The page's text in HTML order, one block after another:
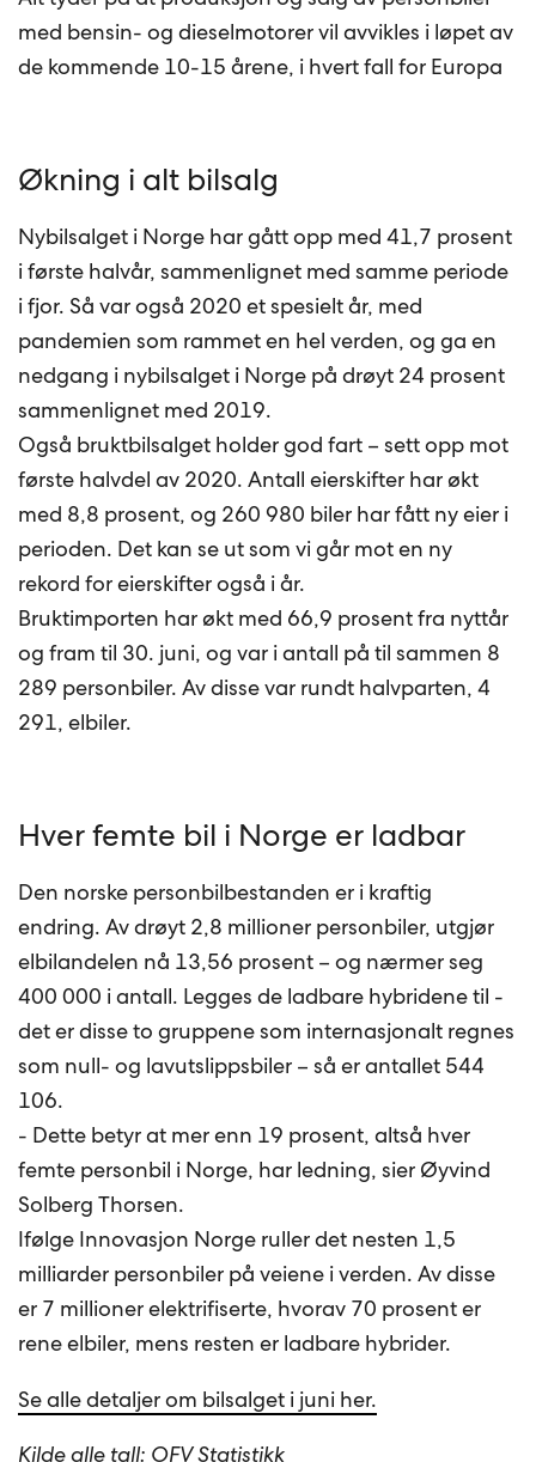
med bensin- og dieselmotorer vil avvikles i løpet av
de kommende 10-15 årene, i hvert fall for Europa
Økning i alt bilsalg
Nybilsalget i Norge har gått opp med 41,7 prosent
i første halvår, sammenlignet med samme periode
i fjor. Så var også 2020 et spesielt år, med
pandemien som rammet en hel verden, og ga en
nedgang i nybilsalget i Norge på drøyt 24 prosent
sammenlignet med 2019.
Også bruktbilsalget holder god fart – sett opp mot
første halvdel av 2020. Antall eierskifter har økt
med 8,8 prosent, og 260 980 biler har fått ny eier i
perioden. Det kan se ut som vi går mot en ny
rekord for eierskifter også i år.
Bruktimporten har økt med 66,9 prosent fra nyttår
og fram til 30. juni, og var i antall på til sammen 8
289 personbiler. Av disse var rundt halvparten, 4
291, elbiler.
Hver femte bil i Norge er ladbar
Den norske personbilbestanden er i kraftig
endring. Av drøyt 2,8 millioner personbiler, utgjør
elbilandelen nå 13,56 prosent – og nærmer seg
400 000 i antall. Legges de ladbare hybridene til -
det er disse to gruppene som internasjonalt regnes
som null- og lavutslippsbiler – så er antallet 544
106.
- Dette betyr at mer enn 19 prosent, altså hver
femte personbil i Norge, har ledning, sier Øyvind
Solberg Thorsen.
Ifølge Innovasjon Norge ruller det nesten 1,5
milliarder personbiler på veiene i verden. Av disse
er 7 millioner elektrifiserte, hvorav 70 prosent er
rene elbiler, mens resten er ladbare hybrider.
Se alle detaljer om bilsalget i juni her.
Kilde alle tall: OFV Statistikk